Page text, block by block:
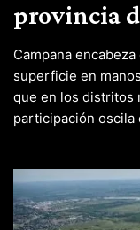
provincia
Campana
superficie en
que en los distritos
participación oscila